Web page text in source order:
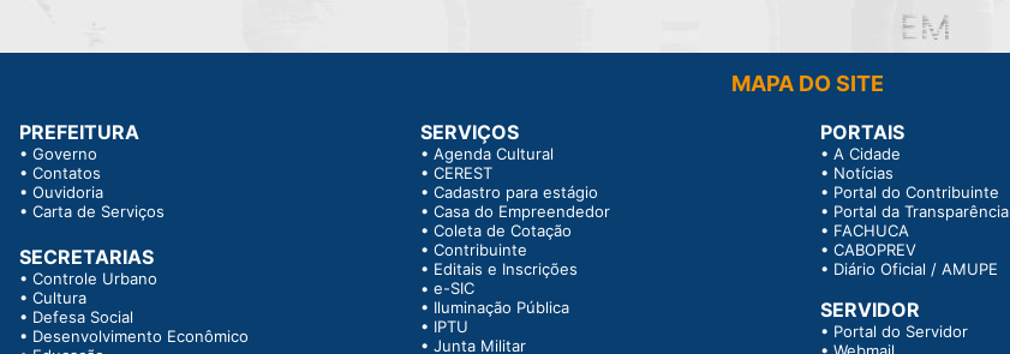
MAPA DO SITE
PREFEITURA
•Governo
•Contatos
•Ouvidoria
•Carta de Serviços
SECRETARIAS
•Controle Urbano
•Cultura
• Defesa Social
• Desenvolvimento Econômico
SERVIÇOS
• Agenda Cultural
• CEREST
• Cadastro para estágio
• Casa do Empreendedor
• Coleta de Cotação
• Contribuinte
• Editais e Inscrições
• e-SIC
• Iluminação Pública
• IPTU
• Junta Militar
PORTAIS
•A Cidade
• Notícias
• Portal do Contribuinte
• Portal da Transparência
• FACHUCA
•CABOPREV
• Diário Oficial / AMUPE
SERVIDOR
• Portal do Servidor
•Webmail